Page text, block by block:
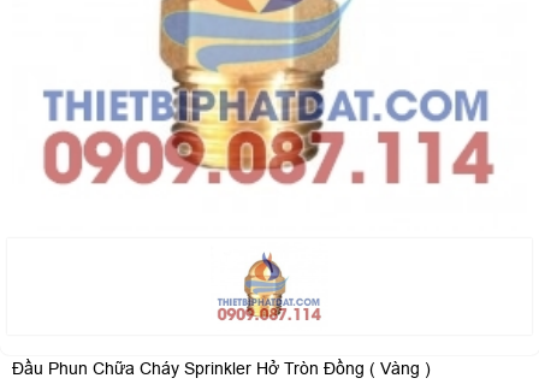
Đầu Phun Chữa Cháy Sprinkler Hở Tròn Đồng ( Vàng )